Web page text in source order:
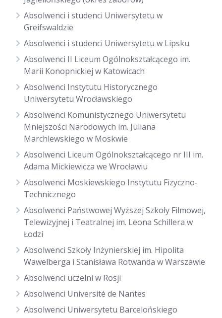
Absolwenci i studenci Uniwersytetu w
Greifswaldzie
Absolwenci i studenci Uniwersytetu w Lipsku
Absolwenci II Liceum Ogólnokształcącego im.
Marii Konopnickiej w Katowicach
Absolwenci Instytutu Historycznego
Uniwersytetu Wrocławskiego
Absolwenci Komunistycznego Uniwersytetu
Mniejszości Narodowych im. Juliana
Marchlewskiego w Moskwie
Absolwenci Liceum Ogólnokształcącego nr III im.
Adama Mickiewicza we Wrocławiu
Absolwenci Moskiewskiego Instytutu Fizyczno-
Technicznego
Absolwenci Państwowej Wyższej Szkoły Filmowej,
Telewizyjnej i Teatralnej im. Leona Schillera w
Łodzi
Absolwenci Szkoły Inżynierskiej im. Hipolita
Wawelberga i Stanisława Rotwanda w Warszawie
Absolwenci uczelni w Rosji
Absolwenci Université de Nantes
Absolwenci Uniwersytetu Barcelońskiego